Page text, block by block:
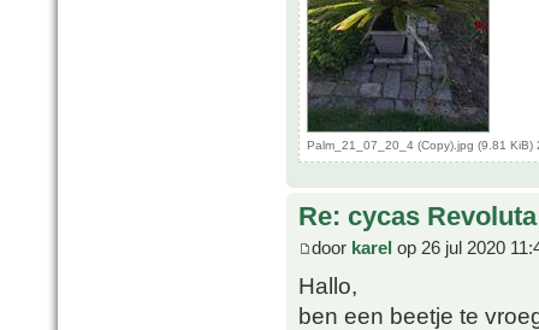
Palm_21_07_20_4 (Copy).jpg (9.81 KiB)
Re: cycas Revoluta
door karel op 26 jul 2020
Hallo,
ben een beetje te